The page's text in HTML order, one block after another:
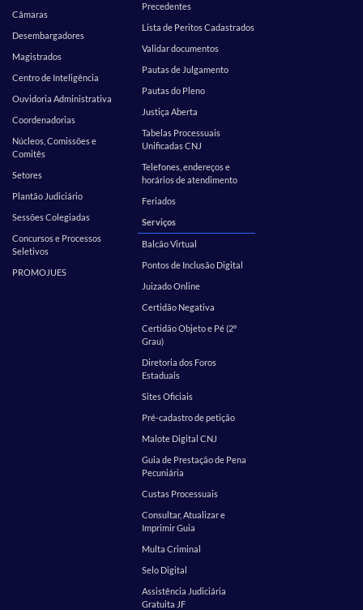
Câmaras
Desembargadores
Magistrados
Centro de Inteligência
Ouvidoria Administrativa
Coordenadorias
Núcleos, Comissões e
Comitês
Setores
Plantão Judiciário
Sessões Colegiadas
Concursos e Processos
Seletivos
PROMOJUES
Precedentes
Lista de Peritos Cadastrados
Validar documentos
Pautas de Julgamento
Pautas do Pleno
Justiça Aberta
Tabelas Processuais
Unificadas CNJ
Telefones, endereços e
horários de atendimento
Feriados
Serviços
Balcão Virtual
Pontos de Inclusão Digital
Juizado Online
Certidão Negativa
Certidão Objeto e Pé (2º
Grau)
Diretoria dos Foros
Estaduais
Sites Oficiais
Pré-cadastro de petição
Malote Digital CNJ
Guia de Prestação de Pena
Pecuniária
Custas Processuais
Consultar, Atualizar e
Imprimir Guia
Multa Criminal
Selo Digital
Assistência Judiciária
Gratuita JF